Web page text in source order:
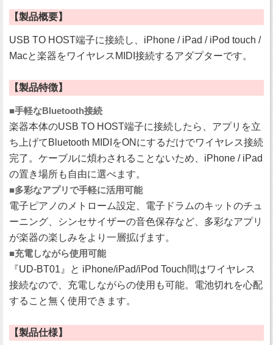
【製品概要】
USB TO HOST端子に接続し、iPhone / iPad / iPod touch /
Macと楽器をワイヤレスMIDI接続するアダプターです。
【製品特徴】
■手軽なBluetooth接続
楽器本体のUSB TO HOST端子に接続したら、アプリを立
ち上げてBluetooth MIDIをONにするだけでワイヤレス接続
完了。ケーブルに煩わされることないため、iPhone / iPad
の置き場所も自由に選べます。
■多彩なアプリで手軽に活用可能
電子ピアノのメトローム設定、電子ドラムのキットのチュ
ーニング、シンセサイザーの音色保存など、多彩なアプリ
が楽器の楽しみをより一層拡げます。
■充電しながら使用可能
『UD-BT01』と iPhone/iPad/iPod Touch間はワイヤレス
接続なので、充電しながらの使用も可能。電池切れを心配
すること無く使用できます。
【製品仕様】